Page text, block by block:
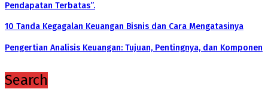
Pendapatan Terbatas”.
10 Tanda Kegagalan Keuangan Bisnis dan Cara Mengatasinya
Pengertian Analisis Keuangan: Tujuan, Pentingnya, dan Komponen
Search